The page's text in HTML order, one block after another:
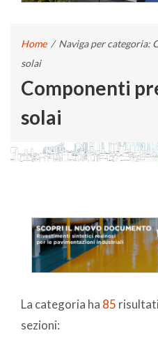
Home / Naviga per categoria:
solai
Componenti
solai
La categoria ha 85
sezioni: